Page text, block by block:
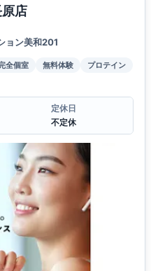
店
ョン美和201
全個室 無料体験
プロテイン
定休日
不定休